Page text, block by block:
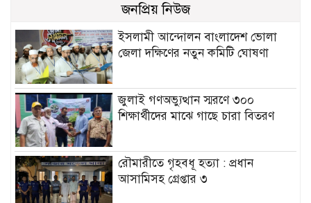
জনপ্রিয় নিউজ
ইসলামী আন্দোলন বাংলাদেশ ভোলা
জেলা দক্ষিণের নতুন কমিটি ঘোষণা
জুলাই গণঅভ্যুত্থান স্মরণে ৩০০
শিক্ষার্থীদের মাঝে গাছে চারা বিতরণ
রৌমারীতে গৃহবধূ হত্যা : প্রধান
আসামিসহ গ্রেপ্তার ৩